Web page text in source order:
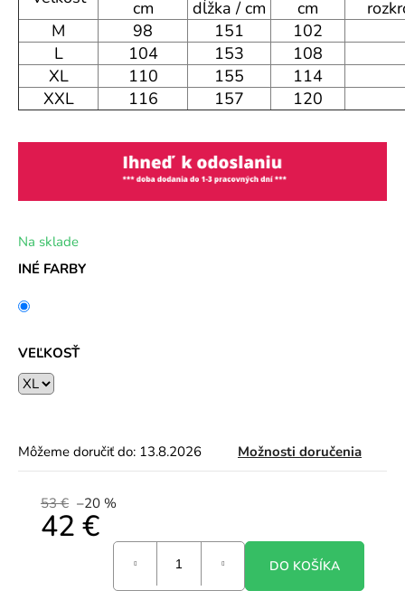
cm
dĺžka / cm
cm
M
98 151
102
L
104 153
108
XL
110 155
114
XXL
116 157 120
INÉ FARBY
VEĽKOSŤ
Môžeme doručiť do: 13.8.2026 Možnosti doručenia
Na sklade
53 € –20 %
42 €
DO KOŠÍKA